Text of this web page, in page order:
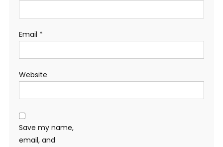
Email *
Website
Save my name,
email, and